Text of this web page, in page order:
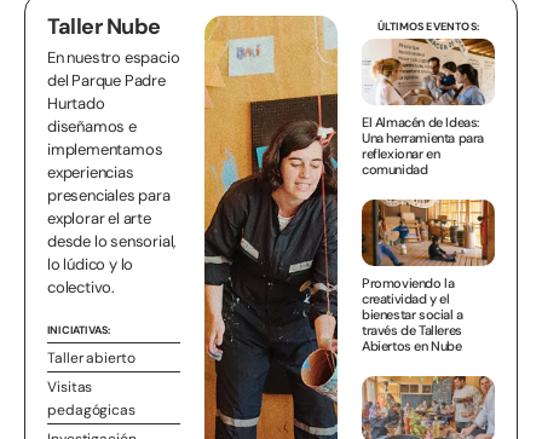
Taller Nube
En nuestro espacio
del Parque Padre
Hurtado
diseñamos e
implementamos
experiencias
presenciales para
explorar el arte
desde lo sensorial,
lo lúdico y lo
colectivo.
INICIATIVAS:
Taller abierto
Visitas
pedagógicas
ÚLTIMOS EVENTOS:
El Almacén de Ideas:
Una herramienta para
reflexionar en
comunidad
Promoviendo la
creatividad y el
bienestar social a
través de Talleres
Abiertos en Nube